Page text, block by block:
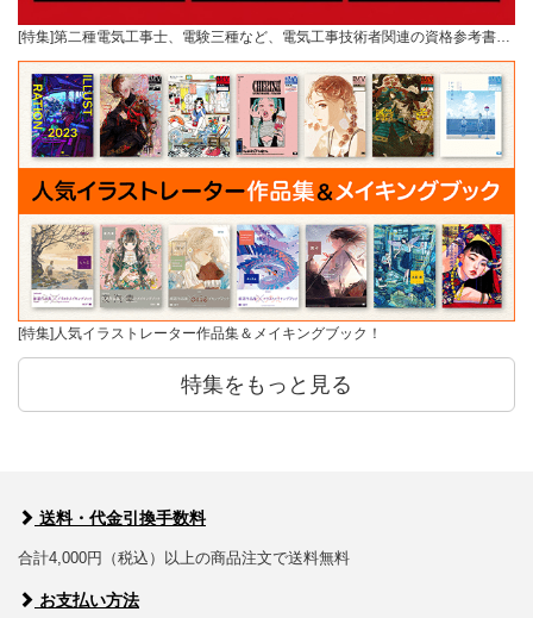
[特集]第二種電気工事士、電験三種など、電気工事技術者関連の資格参考書…
[特集]人気イラストレーター作品集＆メイキングブック！
特集をもっと見る
送料・代金引換手数料
合計4,000円（税込）以上の商品注文で送料無料
お支払い方法